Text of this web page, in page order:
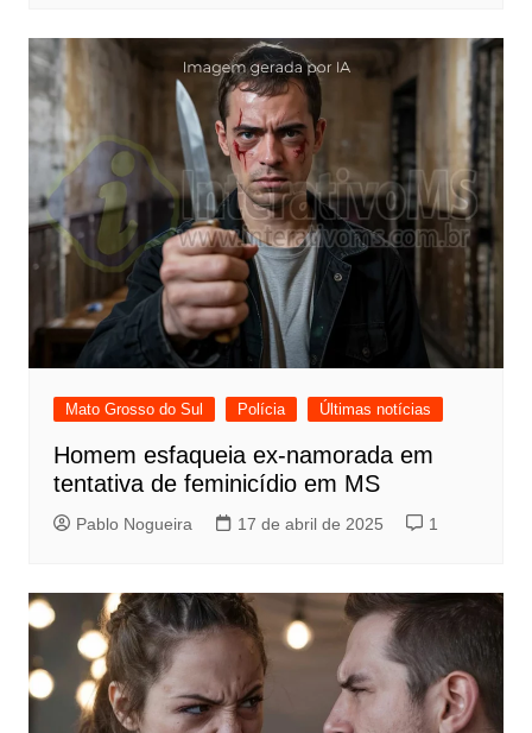
Mato Grosso do Sul Polícia Últimas notícias
Homem esfaqueia ex-namorada em
tentativa de feminicídio em MS
Pablo Nogueira 17 de abril de 2025 1